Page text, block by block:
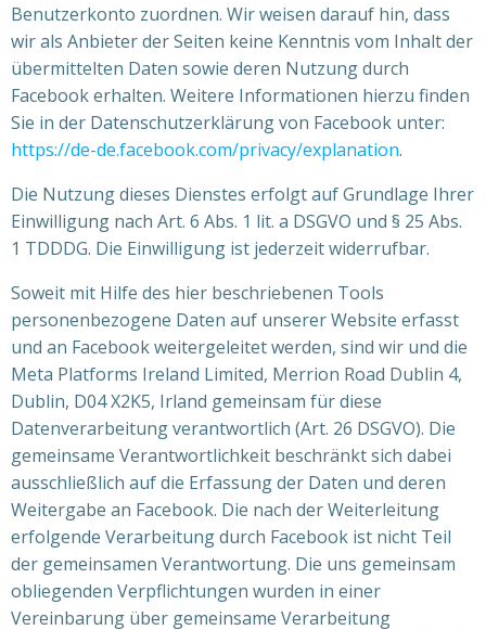
Benutzerkonto zuordnen. Wir weisen darauf hin, dass
wir als Anbieter der Seiten keine Kenntnis vom Inhalt der
übermittelten Daten sowie deren Nutzung durch
Facebook erhalten. Weitere Informationen hierzu finden
Sie in der Datenschutzerklärung von Facebook unter:
https://de-de.facebook.com/privacy/explanation.
Die Nutzung dieses Dienstes erfolgt auf Grundlage Ihrer
Einwilligung nach Art. 6 Abs. 1 lit. a DSGVO und § 25 Abs.
1 TDDDG. Die Einwilligung ist jederzeit widerrufbar.
Soweit mit Hilfe des hier beschriebenen Tools
personenbezogene Daten auf unserer Website erfasst
und an Facebook weitergeleitet werden, sind wir und die
Meta Platforms Ireland Limited, Merrion Road Dublin 4,
Dublin, D04 X2K5, Irland gemeinsam für diese
Datenverarbeitung verantwortlich (Art. 26 DSGVO). Die
gemeinsame Verantwortlichkeit beschränkt sich dabei
ausschließlich auf die Erfassung der Daten und deren
Weitergabe an Facebook. Die nach der Weiterleitung
erfolgende Verarbeitung durch Facebook ist nicht Teil
der gemeinsamen Verantwortung. Die uns gemeinsam
obliegenden Verpflichtungen wurden in einer
Vereinbarung über gemeinsame Verarbeitung